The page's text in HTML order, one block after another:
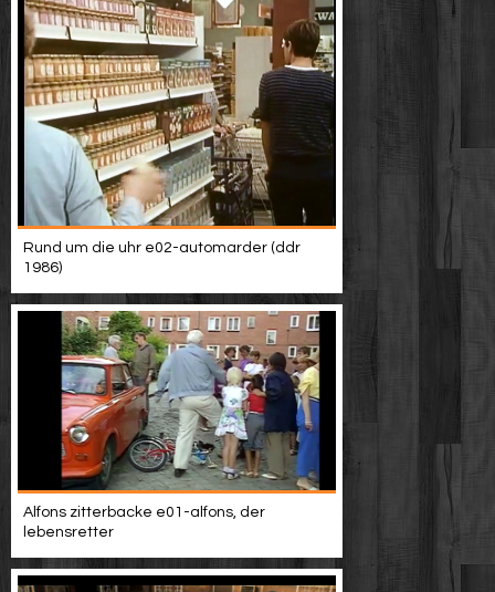
Rund um die uhr e02-automarder (ddr
1986)
Alfons zitterbacke e01-alfons, der
lebensretter